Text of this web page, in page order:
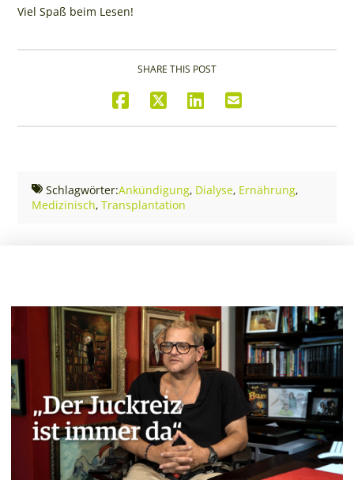
Viel Spaß beim Lesen!
SHARE THIS POST
Schlagwörter:Ankündigung, Dialyse, Ernährung,
Medizinisch, Transplantation